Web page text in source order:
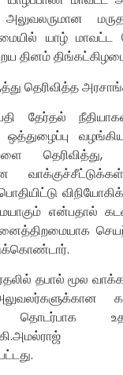
அலுவலருமான
யாழ் மாவட்ட
தினம்
தெரிவித்த
தேர்தல்
ஒத்துழைப்பு
தெரிவித்து,
என்பதால்
தபால் மூல
தொடர்பாக